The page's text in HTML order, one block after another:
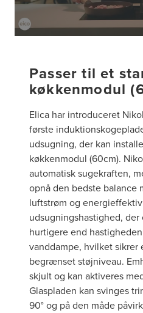
Passer til et
køkkenmodul
Elica har introduceret
første
udsugning, der kan
køkkenmodul (60cm).
automatisk sugekraften,
opnå den bedste balance
luftstrøm og
udsugningshastighed,
hurtigere end
vanddampe, hvilket
begrænset støjniveau.
skjult og kan aktiveres
Glaspladen kan svinges
90° og på den måde